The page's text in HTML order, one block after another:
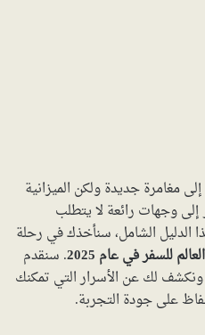
مغامرة جديدة ولكن الميزانية
وجهات رائعة لا يتطلب
الدليل الشامل، سنأخذك في رحلة
للسفر في عام 2025
. سنقدم
لك عن الأسرار التي تمكنك
على جودة التجربة.